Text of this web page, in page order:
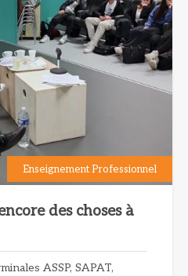
Enseignement Professionnel
des choses à
ASSP, SAPAT,